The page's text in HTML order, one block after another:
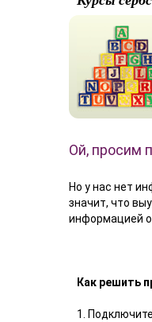
Ой, просим
Но у нас нет
значит, что
информацией
Как решить
1.